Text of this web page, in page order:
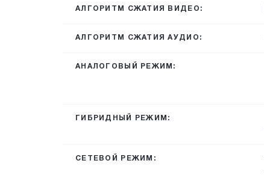
АЛГОРИТМ СЖАТИЯ ВИДЕО:
АЛГОРИТМ СЖАТИЯ АУДИО:
АНАЛОГОВЫЙ РЕЖИМ:
ГИБРИДНЫЙ РЕЖИМ:
СЕТЕВОЙ РЕЖИМ: